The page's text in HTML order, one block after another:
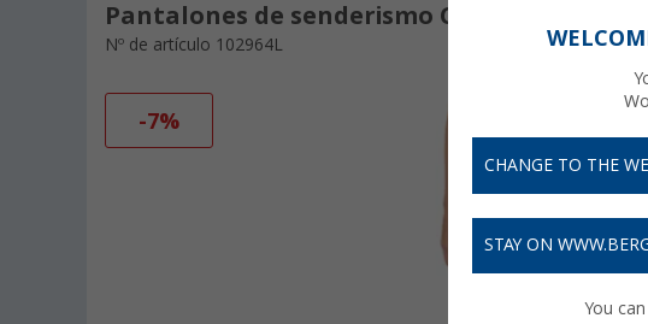
Pantalones de senderismo Columbia Cedar
Nº de artículo 102964L
-7%
CHANGE TO THE
STAY ON
You